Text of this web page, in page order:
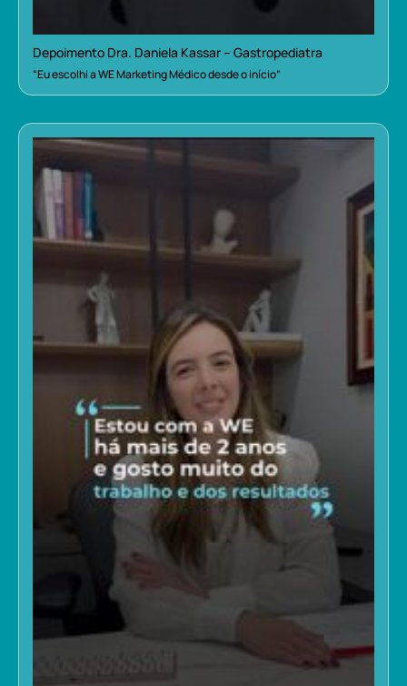
Depoimento Dra. Daniela Kassar – Gastropediatra
“Eu escolhi a WE Marketing Médico desde o início”